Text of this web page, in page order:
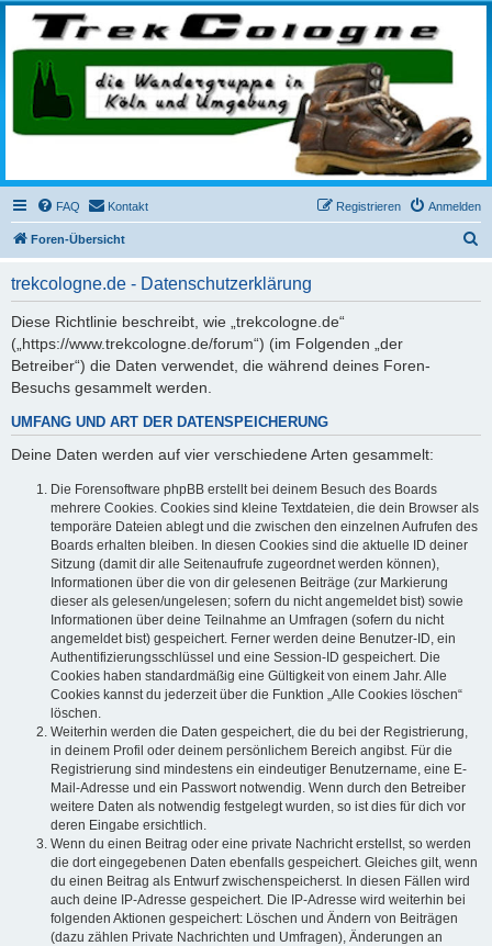
trekcologne.de
Wanderungen rund um Köln
FAQ Kontakt Anmelden
Registrieren
Foren-Übersicht
trekcologne.de - Datenschutzerklärung
Diese Richtlinie beschreibt, wie „trekcologne.de“
(„https://www.trekcologne.de/forum“) (im Folgenden „der
Betreiber“) die Daten verwendet, die während deines Foren-
Besuchs gesammelt werden.
UMFANG UND ART DER DATENSPEICHERUNG
Deine Daten werden auf vier verschiedene Arten gesammelt:
Die Forensoftware phpBB erstellt bei deinem Besuch des Boards
mehrere Cookies. Cookies sind kleine Textdateien, die dein Browser als
temporäre Dateien ablegt und die zwischen den einzelnen Aufrufen des
Boards erhalten bleiben. In diesen Cookies sind die aktuelle ID deiner
Sitzung (damit dir alle Seitenaufrufe zugeordnet werden können),
Informationen über die von dir gelesenen Beiträge (zur Markierung
dieser als gelesen/ungelesen; sofern du nicht angemeldet bist) sowie
Informationen über deine Teilnahme an Umfragen (sofern du nicht
angemeldet bist) gespeichert. Ferner werden deine Benutzer-ID, ein
Authentifizierungsschlüssel und eine Session-ID gespeichert. Die
Cookies haben standardmäßig eine Gültigkeit von einem Jahr. Alle
Cookies kannst du jederzeit über die Funktion „Alle Cookies löschen“
löschen.
Weiterhin werden die Daten gespeichert, die du bei der Registrierung,
in deinem Profil oder deinem persönlichem Bereich angibst. Für die
Registrierung sind mindestens ein eindeutiger Benutzername, eine E-
Mail-Adresse und ein Passwort notwendig. Wenn durch den Betreiber
weitere Daten als notwendig festgelegt wurden, so ist dies für dich vor
deren Eingabe ersichtlich.
Wenn du einen Beitrag oder eine private Nachricht erstellst, so werden
die dort eingegebenen Daten ebenfalls gespeichert. Gleiches gilt, wenn
du einen Beitrag als Entwurf zwischenspeicherst. In diesen Fällen wird
auch deine IP-Adresse gespeichert. Die IP-Adresse wird weiterhin bei
folgenden Aktionen gespeichert: Löschen und Ändern von Beiträgen
(dazu zählen Private Nachrichten und Umfragen), Änderungen an